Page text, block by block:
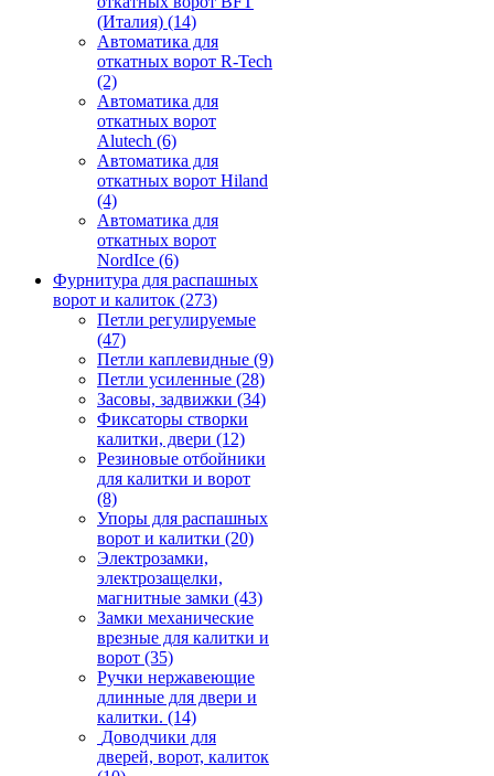
(Италия) (14)
Автоматика для
откатных ворот R-Tech
(2)
Автоматика для
откатных ворот
Alutech (6)
Автоматика для
откатных ворот Hiland
(4)
Автоматика для
откатных ворот
NordIce (6)
Фурнитура для распашных
ворот и калиток (273)
Петли регулируемые
(47)
Петли каплевидные (9)
Петли усиленные (28)
Засовы, задвижки (34)
Фиксаторы створки
калитки, двери (12)
Резиновые отбойники
для калитки и ворот
(8)
Упоры для распашных
ворот и калитки (20)
Электрозамки,
электрозащелки,
магнитные замки (43)
Замки механические
врезные для калитки и
ворот (35)
Ручки нержавеющие
длинные для двери и
калитки. (14)
Доводчики для
дверей, ворот, калиток